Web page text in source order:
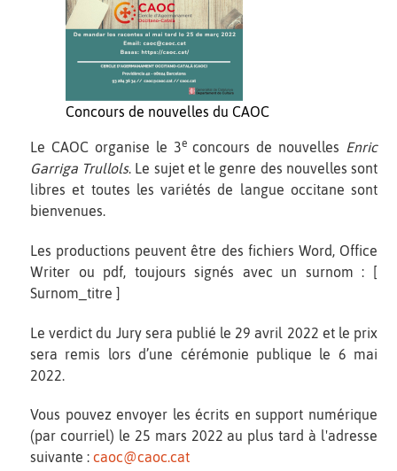
Concours de nouvelles du CAOC
Le CAOC organise le 3econcours de nouvelles Enric
Garriga Trullols. Le sujet et le genre des nouvelles sont
libres et toutes les variétés de langue occitane sont
bienvenues.
Les productions peuvent être des fichiers Word, Office
Writer ou pdf, toujours signés avec un surnom : [
Surnom_titre ]
Le verdict du Jury sera publié le 29 avril 2022 et le prix
sera remis lors d’une cérémonie publique le 6 mai
2022.
Vous pouvez envoyer les écrits en support numérique
(par courriel) le 25 mars 2022 au plus tard à l'adresse
suivante : caoc@caoc.cat